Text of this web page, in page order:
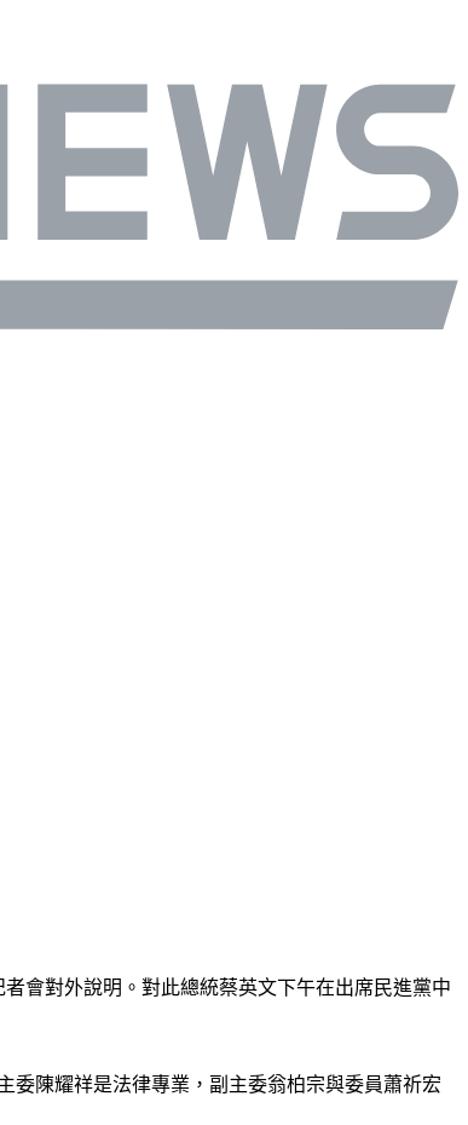
會對外說明。對此總統蔡英文下午在出席民進黨中
委陳耀祥是法律專業，副主委翁柏宗與委員蕭祈宏